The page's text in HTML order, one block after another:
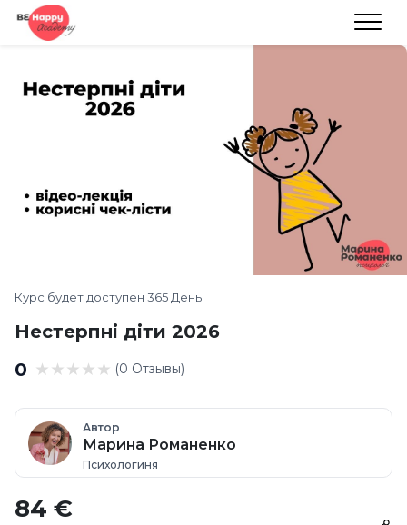
Курс будет доступен 365 День
Нестерпні діти 2026
0
(0 Отзывы)
Автор
Марина Романенко
Психологиня
84 €